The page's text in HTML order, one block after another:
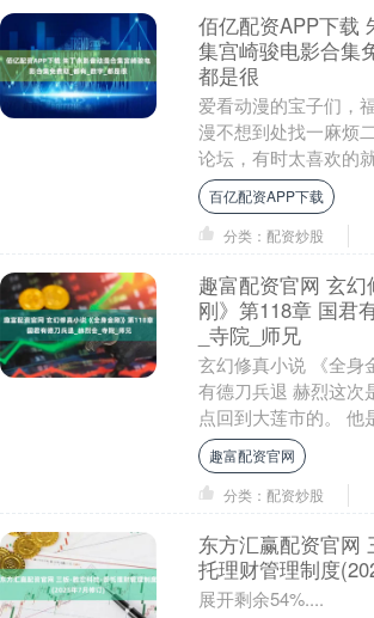
佰亿配资APP下载
集宫崎骏电影合集
都是很
爱看动漫的宝子们，
漫不想到处找一麻烦
论坛，有时太喜欢的
这5年也攒下好多经典
不会删的都有好....
百亿配资APP下载
分类：配资炒股
趣富配资官网 玄
刚》第118章 国君
_寺院_师兄
玄幻修真小说 《全身
有德刀兵退 赫烈这次
点回到大莲市的。 他
物资安排好后离开的
不肯....
趣富配资官网
分类：配资炒股
东方汇赢配资官网
托理财管理制度
展开剩余54%....